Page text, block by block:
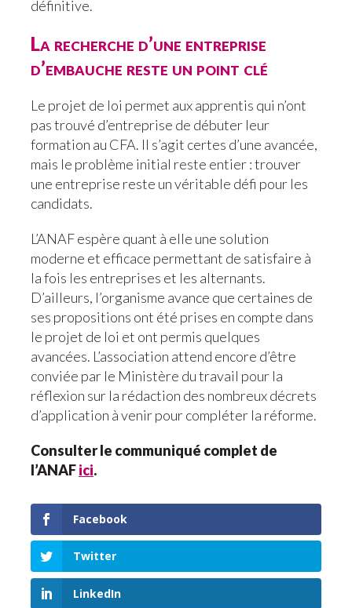
définitive.
La recherche d’une entreprise
d’embauche reste un point clé
Le projet de loi permet aux apprentis qui n’ont
pas trouvé d’entreprise de débuter leur
formation au CFA. Il s’agit certes d’une avancée,
mais le problème initial reste entier : trouver
une entreprise reste un véritable défi pour les
candidats.
L’ANAF espère quant à elle une solution
moderne et efficace permettant de satisfaire à
la fois les entreprises et les alternants.
D’ailleurs, l’organisme avance que certaines de
ses propositions ont été prises en compte dans
le projet de loi et ont permis quelques
avancées. L’association attend encore d’être
conviée par le Ministère du travail pour la
réflexion sur la rédaction des nombreux décrets
d’application à venir pour compléter la réforme.
Consulter le communiqué complet de
l’ANAFici.
Facebook
Twitter
LinkedIn